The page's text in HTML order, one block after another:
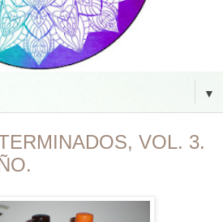
▼
VOL. 3.